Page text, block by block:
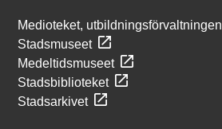
Medioteket, utbildningsförvaltningen
Stadsmuseet
Medeltidsmuseet
Stadsbiblioteket
Stadsarkivet